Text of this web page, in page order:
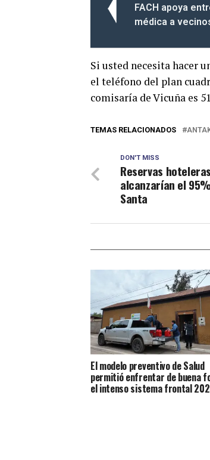
FACH apoya
médica a
Si usted necesita hacer
el teléfono del plan
comisaría de Vicuña es
TEMAS RELACIONADOS
DON'T MISS
Reservas
alcanzarían el
Santa
El modelo preventivo de Salud
permitió enfrentar de buena
el intenso sistema frontal